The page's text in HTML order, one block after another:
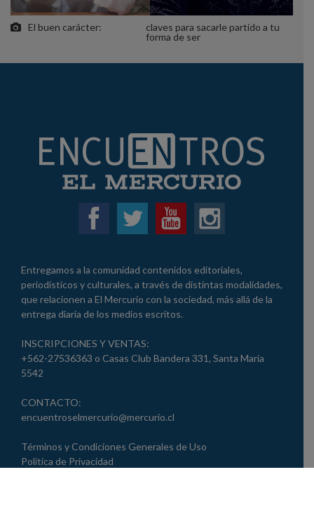
El buen carácter:
claves para sacarle partido a tu
forma de ser
Entregamos a la comunidad contenidos editoriales,
periodísticos y culturales, a través de distintas modalidades,
que relacionen a El Mercurio con la sociedad, más allá de la
entrega diaria de los medios escritos.
INSCRIPCIONES Y VENTAS:
+562-27536363 o Casas Club Bandera 331, Santa María
5542
CONTACTO:
encuentroselmercurio@mercurio.cl
Términos y Condiciones Generales de Uso
Política de Privacidad